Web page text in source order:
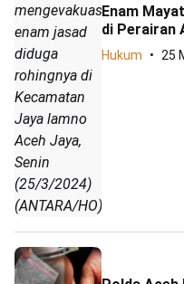
mengevakuasi
enam jasad
diduga
rohingnya di
Kecamatan
Jaya lamno
Aceh Jaya,
Senin
(25/3/2024)
(ANTARA/HO)
Enam
di Perairan
Hukum 25